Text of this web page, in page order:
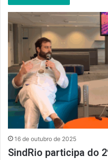
16 de outubro de 2025
SindRio participa do